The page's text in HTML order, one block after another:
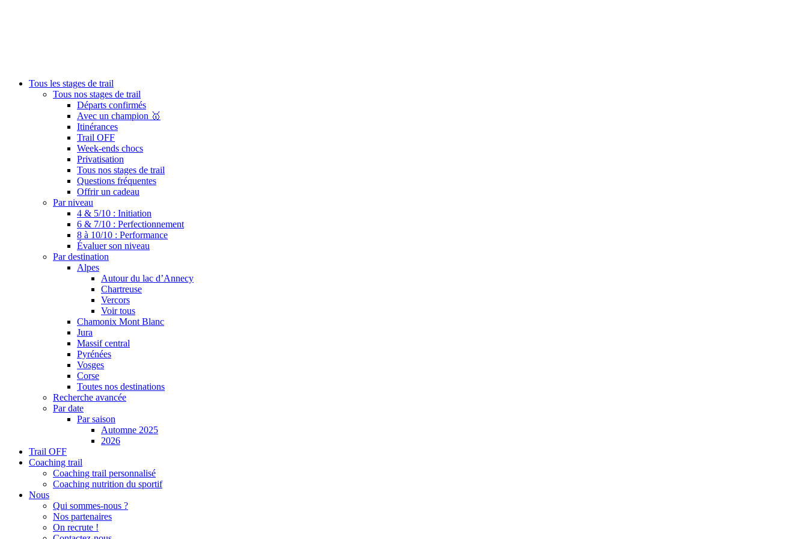
Tous les stages de trail
Tous nos stages de trail
Départs confirmés
Avec un champion 🥇
Itinérances
Trail OFF
Week-ends chocs
Privatisation
Tous nos stages de trail
Questions fréquentes
Offrir un cadeau
Par niveau
4 & 5/10 : Initiation
6 & 7/10 : Perfectionnement
8 à 10/10 : Performance
Évaluer son niveau
Par destination
Alpes
Autour du lac d’Annecy
Chartreuse
Vercors
Voir tous
Chamonix Mont Blanc
Jura
Massif central
Pyrénées
Vosges
Corse
Toutes nos destinations
Recherche avancée
Par date
Par saison
Automne 2025
2026
Trail OFF
Coaching trail
Coaching trail personnalisé
Coaching nutrition du sportif
Nous
Qui sommes-nous ?
Nos partenaires
On recrute !